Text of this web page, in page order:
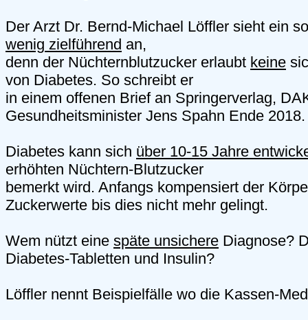
Der Arzt Dr. Bernd-Michael Löffler sieht ein
wenig zielführend an,
denn der Nüchternblutzucker erlaubt keine
von Diabetes. So schreibt er
in einem offenen Brief an Springerverlag,
Gesundheitsminister Jens Spahn Ende
Diabetes kann sich über 10-15 Jahre
erhöhten Nüchtern-Blutzucker
bemerkt wird. Anfangs kompensiert der
Zuckerwerte bis dies nicht mehr gelingt.
Wem nützt eine späte unsichere Diagnose?
Diabetes-Tabletten und Insulin?
Löffler nennt Beispielfälle wo die Kassen-